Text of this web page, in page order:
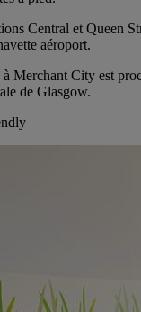
Central et Queen
aéroport.
Merchant City est
de Glasgow.